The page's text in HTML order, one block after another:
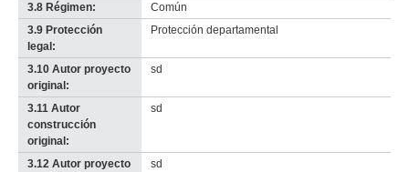
3.8 Régimen:
Común
3.9 Protección
legal:
Protección departamental
3.10 Autor proyecto
original:
sd
3.11 Autor
construcción
original:
sd
3.12 Autor proyecto
sd